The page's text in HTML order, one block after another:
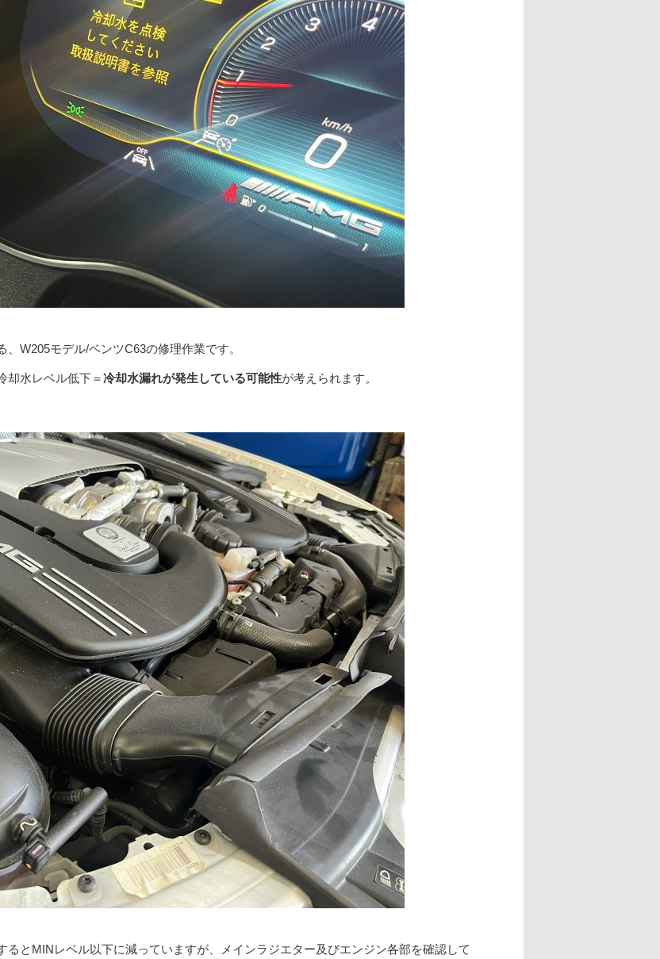
、W205モデル/ベンツC63の修理作業です。
却水レベル低下＝冷却水漏れが発生している可能性が考えられます。
とMINレベル以下に減っていますが、メインラジエター及びエンジン各部を確認して